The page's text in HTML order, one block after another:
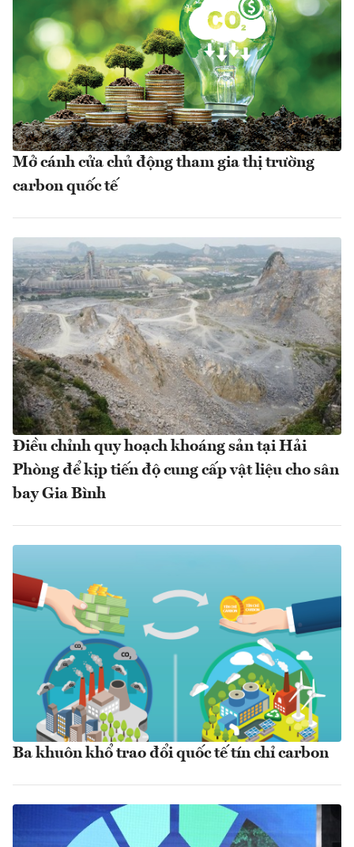
Mở cánh cửa chủ động tham gia thị trường
carbon quốc tế
Điều chỉnh quy hoạch khoáng sản tại Hải
Phòng để kịp tiến độ cung cấp vật liệu cho sân
bay Gia Bình
Ba khuôn khổ trao đổi quốc tế tín chỉ carbon